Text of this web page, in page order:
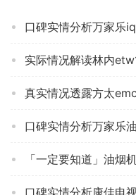
口碑实情分析万家乐
实际情况解读林内